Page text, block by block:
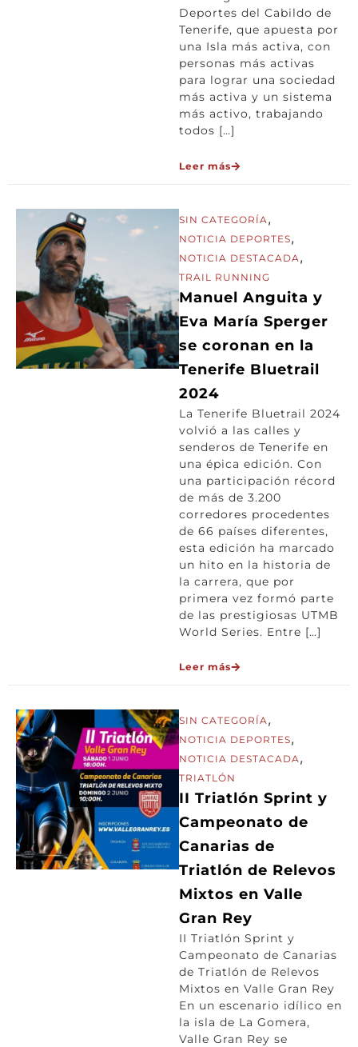
Deportes del Cabildo de
Tenerife, que apuesta por
una Isla más activa, con
personas más activas
para lograr una sociedad
más activa y un sistema
más activo, trabajando
todos […]
Leer más
SIN CATEGORÍA ,
NOTICIA DEPORTES,
NOTICIA DESTACADA ,
TRAIL RUNNING
Manuel Anguita y
Eva María Sperger
se coronan en la
Tenerife Bluetrail
2024
La Tenerife Bluetrail 2024
volvió a las calles y
senderos de Tenerife en
una épica edición. Con
una participación récord
de más de 3.200
corredores procedentes
de 66 países diferentes,
esta edición ha marcado
un hito en la historia de
la carrera, que por
primera vez formó parte
de las prestigiosas UTMB
World Series. Entre […]
Leer más
SIN CATEGORÍA ,
NOTICIA DEPORTES,
NOTICIA DESTACADA ,
TRIATLÓN
II Triatlón Sprint y
Campeonato de
Canarias de
Triatlón de Relevos
Mixtos en Valle
Gran Rey
II Triatlón Sprint y
Campeonato de Canarias
de Triatlón de Relevos
Mixtos en Valle Gran Rey
En un escenario idílico en
la isla de La Gomera,
Valle Gran Rey se